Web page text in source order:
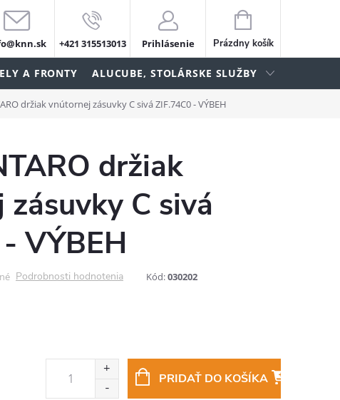
+421 315513013 Prihlásenie
NÁKUPNÝ
KOŠÍK
Prázdny košík
A FRONTY ALUCUBE, STOLÁRSKE SLUŽBY
držiak vnútornej zásuvky C sivá ZIF.74C0 - VÝBEH
držiak
C sivá
VÝBEH
Podrobnosti hodnotenia Kód:030202
PRIDAŤ DO KOŠÍKA